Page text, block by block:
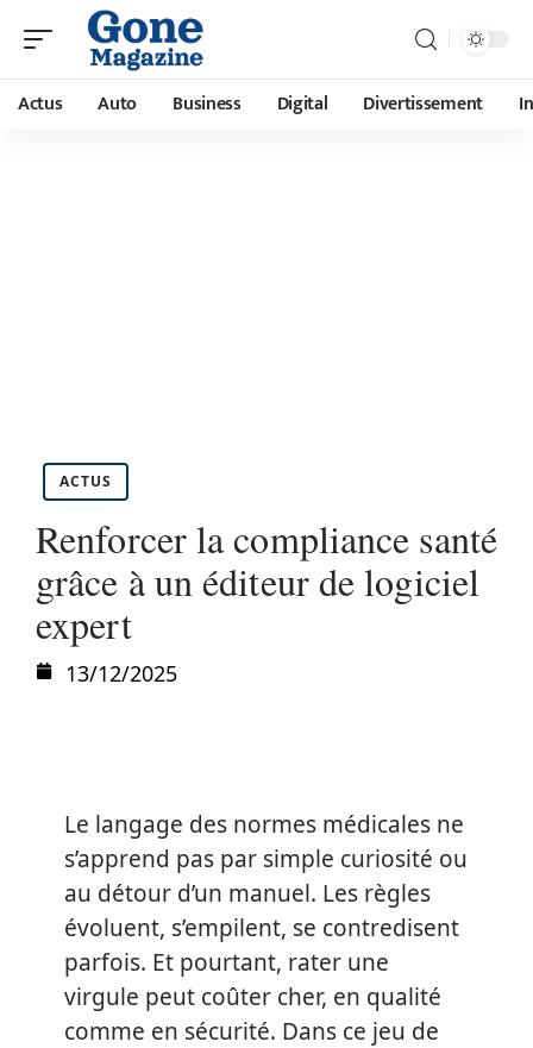
Actus Auto Business Digital Divertissement
ACTUS
Renforcer la compliance santé
grâce à un éditeur de logiciel
expert
13/12/2025
Le langage des normes médicales ne
s’apprend pas par simple curiosité ou
au détour d’un manuel. Les règles
évoluent, s’empilent, se contredisent
parfois. Et pourtant, rater une
virgule peut coûter cher, en qualité
comme en sécurité. Dans ce jeu de